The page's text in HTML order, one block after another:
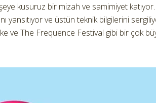
kusuruz bir mizah ve samimiyet
yansıtıyor ve üstün teknik bilgilerini
ve The Frequence Festival gibi bir çok